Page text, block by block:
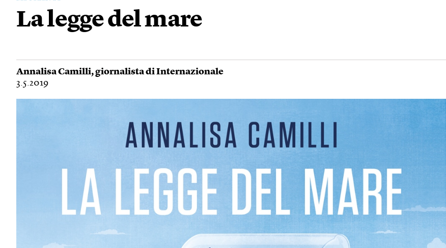
La legge del mare
Annalisa Camilli, giornalista di Internazionale
3.5.2019